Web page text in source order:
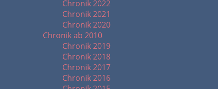
Chronik 2022
Chronik 2021
Chronik 2020
Chronik ab 2010
Chronik 2019
Chronik 2018
Chronik 2017
Chronik 2016